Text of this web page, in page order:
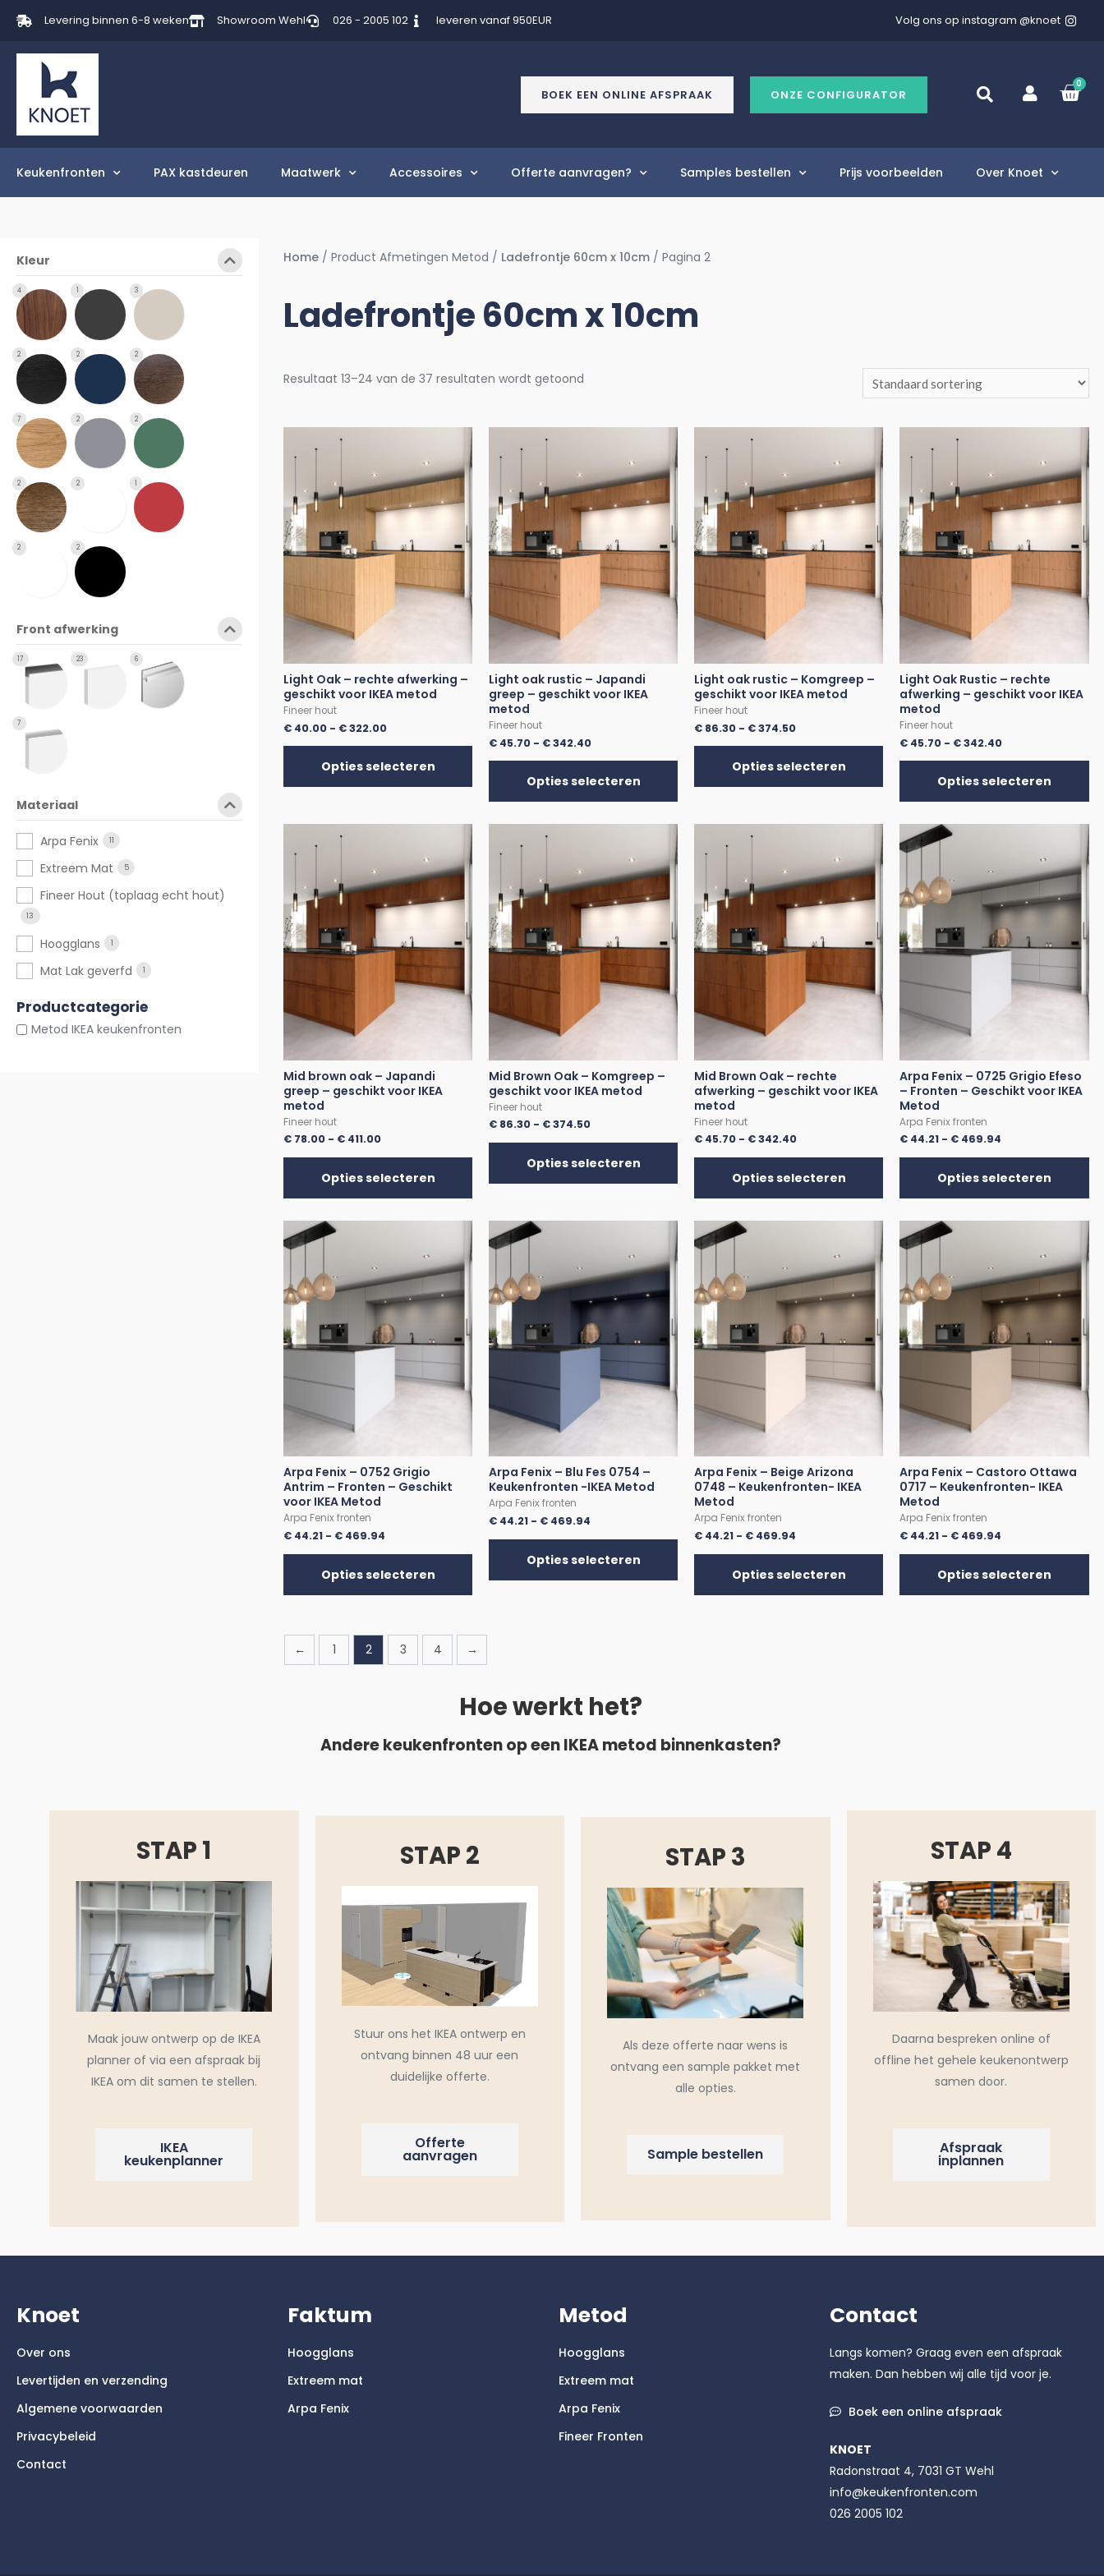
Levering binnen 6-8 weken Showroom Wehl 026 - 2005 102 leveren vanaf 950EUR Volg ons op instagram @knoet
BOEK EEN ONLINE AFSPRAAK ONZE CONFIGURATOR
0
Keukenfronten PAX kastdeuren Maatwerk Accessoires Offerte aanvragen? Samples bestellen Prijs voorbeelden Over Knoet
Kleur
4 1 3
2 2 2
7 2 2
2 2 1
2 2
Front afwerking
17 23 6
7
Materiaal
Arpa Fenix 11
Extreem Mat 5
Fineer Hout (toplaag echt hout)
13
Hoogglans 1
Mat Lak geverfd 1
Productcategorie
Metod IKEA keukenfronten
Home / Product Afmetingen Metod / Ladefrontje 60cm x 10cm / Pagina 2
Ladefrontje 60cm x 10cm
Resultaat 13–24 van de 37 resultaten wordt getoond
Light Oak – rechte afwerking –
geschikt voor IKEA metod
Fineer hout
€ 40.00 - €322.00
Opties selecteren
Light oak rustic – Japandi
greep – geschikt voor IKEA
metod
Fineer hout
€ 45.70 - €342.40
Opties selecteren
Light oak rustic – Komgreep –
geschikt voor IKEA metod
Fineer hout
€ 86.30 - €374.50
Opties selecteren
Light Oak Rustic – rechte
afwerking – geschikt voor IKEA
metod
Fineer hout
€ 45.70 - €342.40
Opties selecteren
Mid brown oak – Japandi
greep – geschikt voor IKEA
metod
Fineer hout
€ 78.00 - € 411.00
Opties selecteren
Mid Brown Oak – Komgreep –
geschikt voor IKEA metod
Fineer hout
€ 86.30 - €374.50
Opties selecteren
Mid Brown Oak – rechte
afwerking – geschikt voor IKEA
metod
Fineer hout
€ 45.70 - €342.40
Opties selecteren
Arpa Fenix – 0725 Grigio Efeso
– Fronten – Geschikt voor IKEA
Metod
Arpa Fenix fronten
€ 44.21 - € 469.94
Opties selecteren
Arpa Fenix – 0752 Grigio
Antrim – Fronten – Geschikt
voor IKEA Metod
Arpa Fenix fronten
€ 44.21 - € 469.94
Opties selecteren
Arpa Fenix – Blu Fes 0754 –
Keukenfronten -IKEA Metod
Arpa Fenix fronten
€ 44.21 - € 469.94
Opties selecteren
Arpa Fenix – Beige Arizona
0748 – Keukenfronten- IKEA
Metod
Arpa Fenix fronten
€ 44.21 - € 469.94
Opties selecteren
Arpa Fenix – Castoro Ottawa
0717 – Keukenfronten- IKEA
Metod
Arpa Fenix fronten
€ 44.21 - € 469.94
Opties selecteren
← 1 2 3 4 →
Hoe werkt het?
Andere keukenfronten op een IKEA metod binnenkasten?
STAP 1
Maak jouw ontwerp op de IKEA
planner of via een afspraak bij
IKEA om dit samen te stellen.
IKEA
keukenplanner
STAP 2
Stuur ons het IKEA ontwerp en
ontvang binnen 48 uur een
duidelijke offerte.
Offerte
aanvragen
STAP 3
Als deze offerte naar wens is
ontvang een sample pakket met
alle opties.
Sample bestellen
STAP 4
Daarna bespreken online of
offline het gehele keukenontwerp
samen door.
Afspraak
inplannen
Knoet
Over ons
Levertijden en verzending
Algemene voorwaarden
Privacybeleid
Contact
Faktum
Hoogglans
Extreem mat
Arpa Fenix
Metod
Hoogglans
Extreem mat
Arpa Fenix
Fineer Fronten
Contact
Langs komen? Graag even een afspraak
maken. Dan hebben wij alle tijd voor je.
Boek een online afspraak
KNOET
Radonstraat 4, 7031 GT Wehl
info@keukenfronten.com
026 2005 102